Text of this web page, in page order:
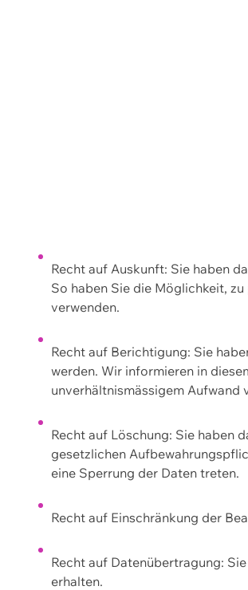
Recht auf Auskunft: Sie haben
So haben Sie die Möglichkeit,
verwenden.
Recht auf Berichtigung: Sie
werden. Wir informieren in
unverhältnismässigem Aufwand
Recht auf Löschung: Sie haben
gesetzlichen
eine Sperrung der Daten treten.
Recht auf Einschränkung der
Recht auf Datenübertragung:
erhalten.